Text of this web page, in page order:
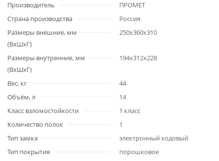
Производитель
ПРОМЕТ
Страна производства
Россия
Размеры внешние, мм
(ВхШхГ)
250x360x310
Размеры внутренние, мм
(ВхШхГ)
194x312x228
Вес, кг
44
Объём, л
14
Класс взломостойкости
1 класс
Количество полок
1
Тип замка
электронный кодовый
Тип покрытия
порошковое